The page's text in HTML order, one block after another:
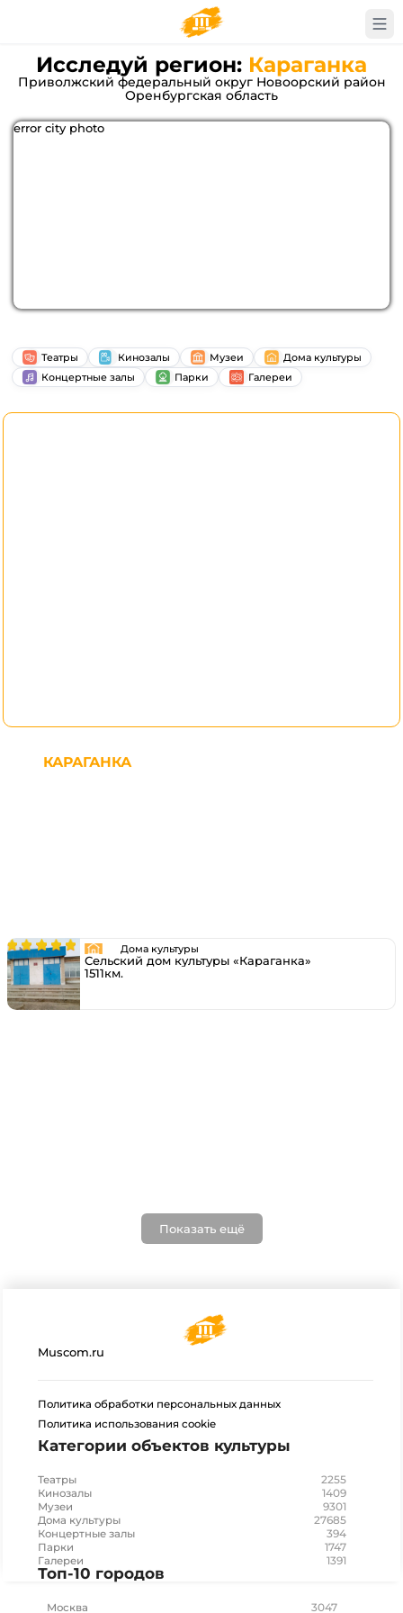
Исследуй регион: Караганка
Приволжский федеральный округ Новоорский район
Оренбургская область
error city photo
Театры Кинозалы Музеи
Дома культуры
Концертные залы
Парки Галереи
КАРАГАНКА
Дома культуры
Сельский дом культуры «Караганка»
1511км.
Показать ещё
Muscom.ru
Политика обработки персональных данных
Политика использования cookie
Категории объектов культуры
Театры 2255
Кинозалы 1409
Музеи 9301
Дома культуры 27685
Концертные залы 394
Парки 1747
Галереи 1391
Топ-10 городов
Москва 3047